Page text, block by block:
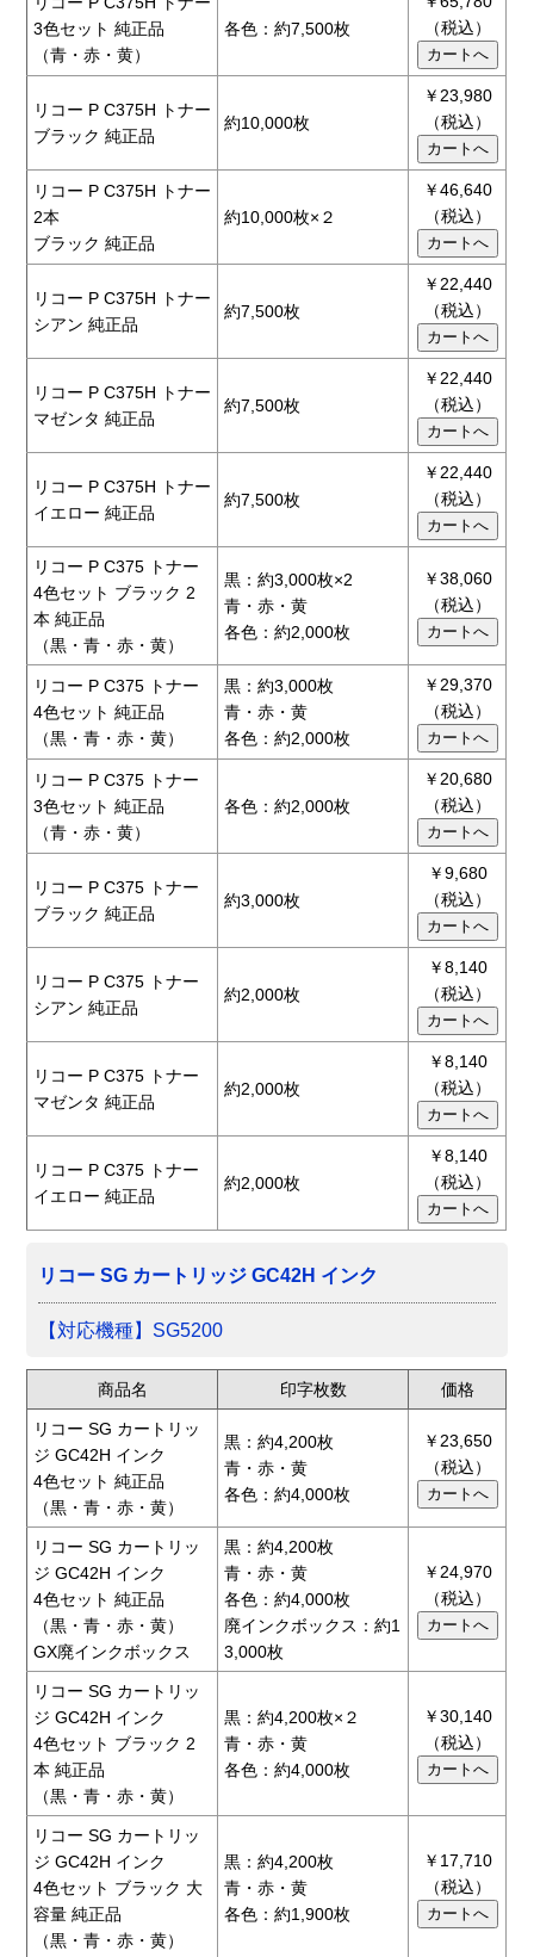
3色セット 純正品
（青・赤・黄）
各色：約7,500枚
（税込）
リコー P C375H トナー
ブラック 純正品
約10,000枚
￥23,980
（税込）
リコー P C375H トナー
2本
ブラック 純正品
約10,000枚×２
￥46,640
（税込）
リコー P C375H トナー
シアン 純正品
約7,500枚
￥22,440
（税込）
リコー P C375H トナー
マゼンタ 純正品
約7,500枚
￥22,440
（税込）
リコー P C375H トナー
イエロー 純正品
約7,500枚
￥22,440
（税込）
リコー P C375 トナー
4色セット ブラック 2
本 純正品
（黒・青・赤・黄）
黒：約3,000枚×2
青・赤・黄
各色：約2,000枚
￥38,060
（税込）
リコー P C375 トナー
4色セット 純正品
（黒・青・赤・黄）
黒：約3,000枚
青・赤・黄
各色：約2,000枚
￥29,370
（税込）
リコー P C375 トナー
3色セット 純正品
（青・赤・黄）
各色：約2,000枚
￥20,680
（税込）
リコー P C375 トナー
ブラック 純正品
約3,000枚
￥9,680
（税込）
リコー P C375 トナー
シアン 純正品
約2,000枚
￥8,140
（税込）
リコー P C375 トナー
マゼンタ 純正品
約2,000枚
￥8,140
（税込）
リコー P C375 トナー
イエロー 純正品
約2,000枚
￥8,140
（税込）
リコー SG カートリッジ GC42H インク
【対応機種】SG5200
商品名 印字枚数 価格
リコー SG カートリッ
ジ GC42H インク
4色セット 純正品
（黒・青・赤・黄）
黒：約4,200枚
青・赤・黄
各色：約4,000枚
￥23,650
（税込）
リコー SG カートリッ
ジ GC42H インク
4色セット 純正品
（黒・青・赤・黄）
GX廃インクボックス
黒：約4,200枚
青・赤・黄
各色：約4,000枚
廃インクボックス：約1
3,000枚
￥24,970
（税込）
リコー SG カートリッ
ジ GC42H インク
4色セット ブラック 2
本 純正品
（黒・青・赤・黄）
黒：約4,200枚×２
青・赤・黄
各色：約4,000枚
￥30,140
（税込）
リコー SG カートリッ
ジ GC42H インク
4色セット ブラック 大
容量 純正品
（黒・青・赤・黄）
黒：約4,200枚
青・赤・黄
各色：約1,900枚
￥17,710
（税込）